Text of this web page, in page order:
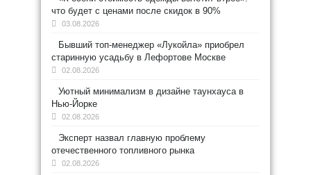
что будет с ценами после скидок в 90%
03.08.2026
Бывший топ-менеджер «Лукойла» приобрел
старинную усадьбу в Лефортове Москве
02.08.2026
Уютный минимализм в дизайне таунхауса в
Нью-Йорке
02.08.2026
Эксперт назвал главную проблему
отечественного топливного рынка
02.08.2026